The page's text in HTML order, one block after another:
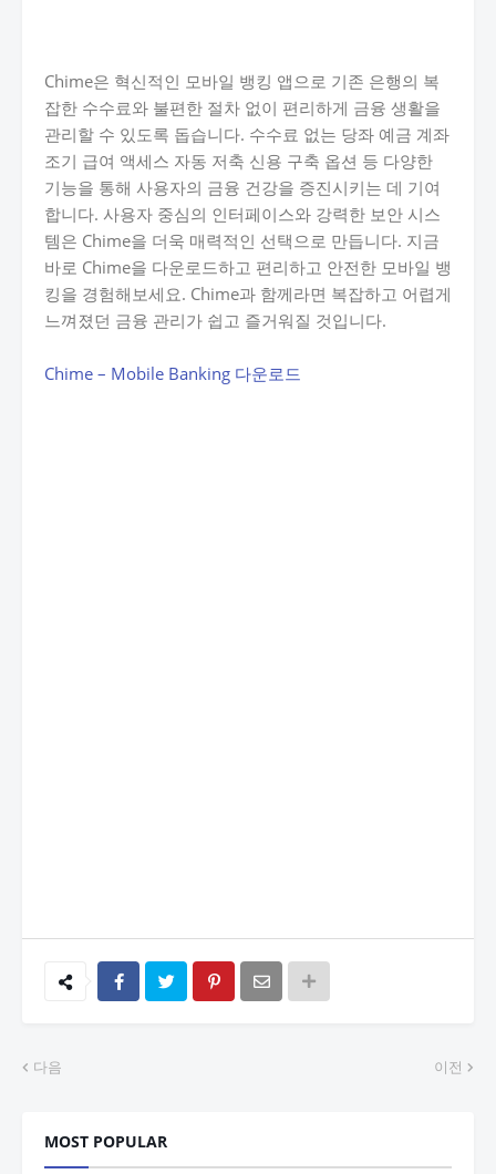
Chime은 혁신적인 모바일 뱅킹 앱으로 기존 은행의 복
잡한 수수료와 불편한 절차 없이 편리하게 금융 생활을
관리할 수 있도록 돕습니다. 수수료 없는 당좌 예금 계좌
조기 급여 액세스 자동 저축 신용 구축 옵션 등 다양한
기능을 통해 사용자의 금융 건강을 증진시키는 데 기여
합니다. 사용자 중심의 인터페이스와 강력한 보안 시스
템은 Chime을 더욱 매력적인 선택으로 만듭니다. 지금
바로 Chime을 다운로드하고 편리하고 안전한 모바일 뱅
킹을 경험해보세요. Chime과 함께라면 복잡하고 어렵게
느껴졌던 금융 관리가 쉽고 즐거워질 것입니다.
Chime – Mobile Banking 다운로드
다음 이전
MOST POPULAR